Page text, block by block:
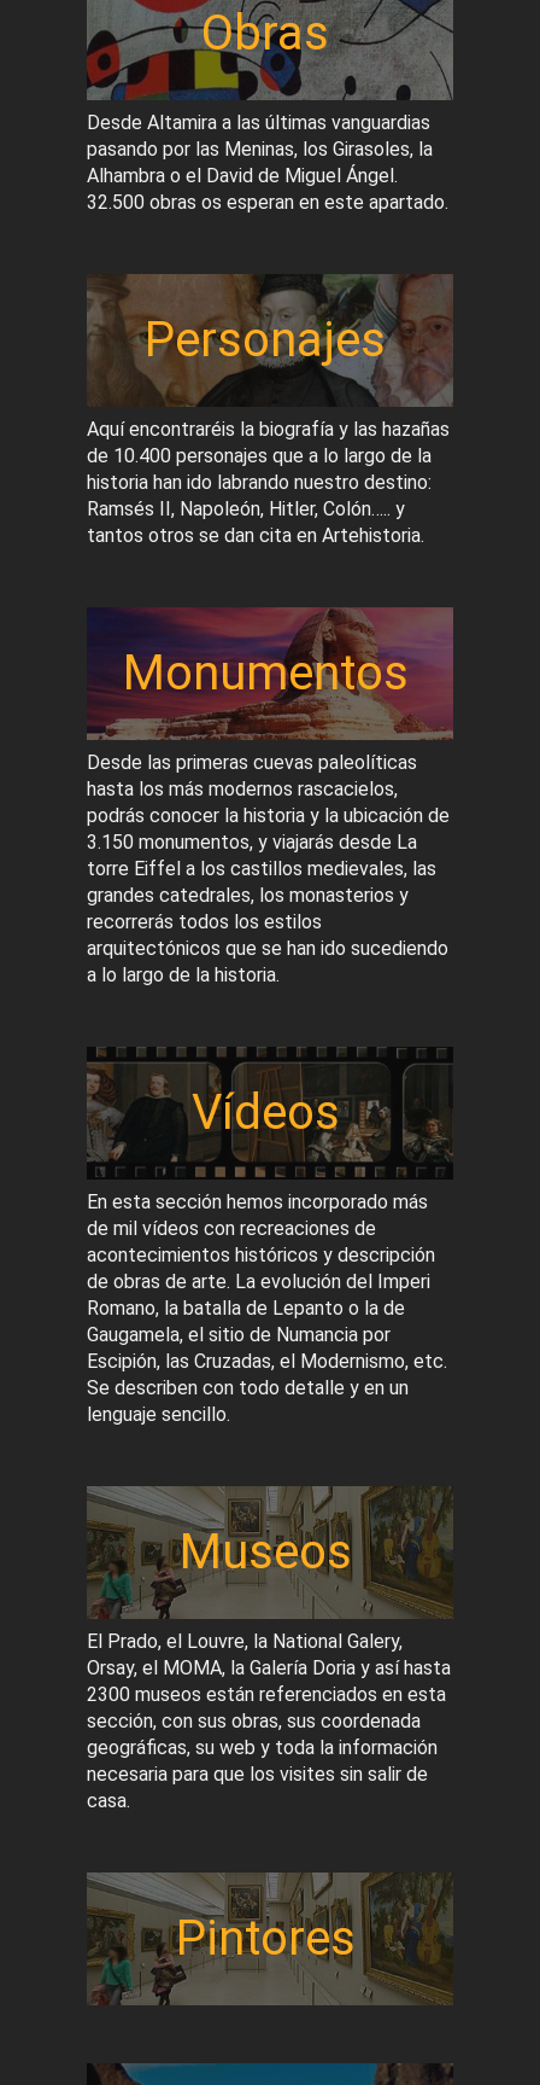
Obras
Desde Altamira a las últimas vanguardias
pasando por las Meninas, los Girasoles, la
Alhambra o el David de Miguel Ángel.
32.500 obras os esperan en este apartado.
Personajes
Aquí encontraréis la biografía y las hazañas
de 10.400 personajes que a lo largo de la
historia han ido labrando nuestro destino:
Ramsés II, Napoleón, Hitler, Colón….. y
tantos otros se dan cita en Artehistoria.
Monumentos
Desde las primeras cuevas paleolíticas
hasta los más modernos rascacielos,
podrás conocer la historia y la ubicación de
3.150 monumentos, y viajarás desde La
torre Eiffel a los castillos medievales, las
grandes catedrales, los monasterios y
recorrerás todos los estilos
arquitectónicos que se han ido sucediendo
a lo largo de la historia.
Vídeos
En esta sección hemos incorporado más
de mil vídeos con recreaciones de
acontecimientos históricos y descripción
de obras de arte. La evolución del Imperi
Romano, la batalla de Lepanto o la de
Gaugamela, el sitio de Numancia por
Escipión, las Cruzadas, el Modernismo, etc.
Se describen con todo detalle y en un
lenguaje sencillo.
Museos
El Prado, el Louvre, la National Galery,
Orsay, el MOMA, la Galería Doria y así hasta
2300 museos están referenciados en esta
sección, con sus obras, sus coordenada
geográficas, su web y toda la información
necesaria para que los visites sin salir de
casa.
Pintores